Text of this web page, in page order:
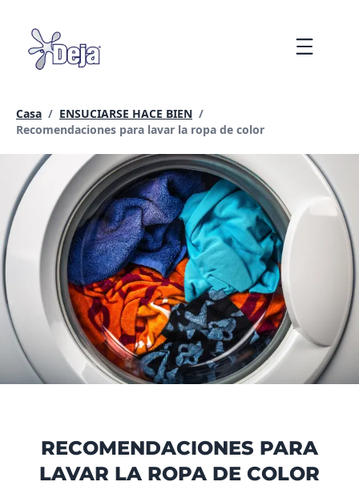
contenido
Casa / ENSUCIARSE HACE BIEN /
Página actual:
Recomendaciones para lavar la ropa de color
RECOMENDACIONES PARA
LAVAR LA ROPA DE COLOR